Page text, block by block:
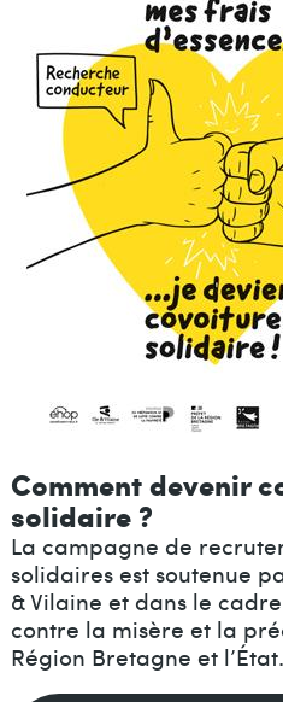
Comment devenir
solidaire ?
La campagne de
solidaires est soutenue
& Vilaine et dans le
contre la misère et la
Région Bretagne et l’État.